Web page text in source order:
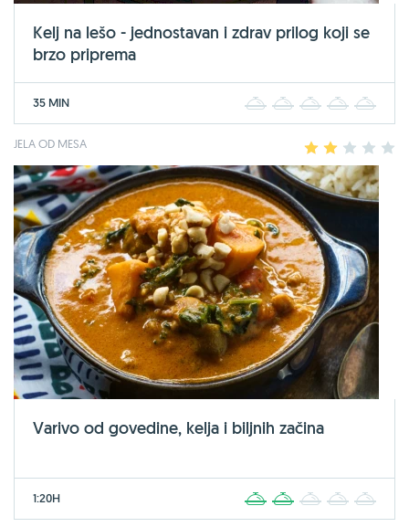
Kelj na lešo - jednostavan i zdrav prilog koji se
brzo priprema
35 MIN 2 3 4
JELA OD MESA 2 3 4
Varivo od govedine, kelja i biljnih začina
1:20H 2 3 4